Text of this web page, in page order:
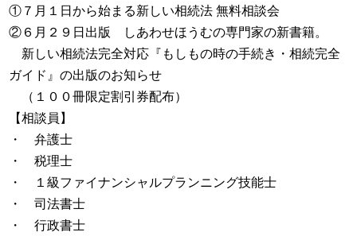
①７月１日から始まる新しい相続法 無料相談会
②６月２９日出版 しあわせほうむの専門家の新書籍。
新しい相続法完全対応『もしもの時の手続き・相続完全
ガイド』の出版のお知らせ
（１００冊限定割引券配布）
【相談員】
・ 弁護士
・ 税理士
・ １級ファイナンシャルプランニング技能士
・ 司法書士
・ 行政書士